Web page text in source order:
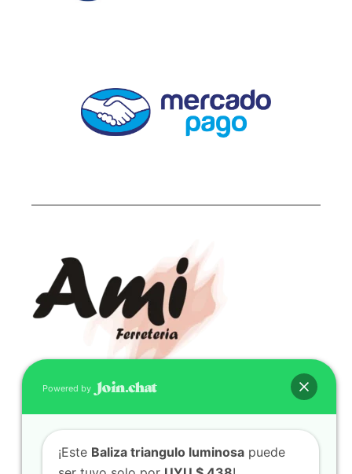
CONTACTO
(598) 099 466 212
correo@ferreami.com.uy
Powered by
¡Este Baliza triangulo luminosa puede